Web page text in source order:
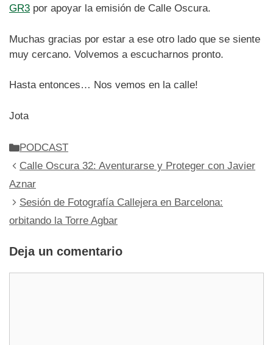
GR3 por apoyar la emisión de Calle Oscura.
Muchas gracias por estar a ese otro lado que se siente
muy cercano. Volvemos a escucharnos pronto.
Hasta entonces… Nos vemos en la calle!
Jota
Categorías
PODCAST
Calle Oscura 32: Aventurarse y Proteger con Javier
Aznar
Sesión de Fotografía Callejera en Barcelona:
orbitando la Torre Agbar
Deja un comentario